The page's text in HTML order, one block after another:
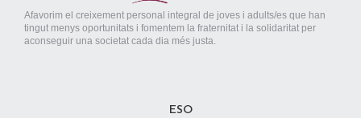
Afavorim el creixement personal integral de joves i adults/es que han
tingut menys oportunitats i fomentem la fraternitat i la solidaritat per
aconseguir una societat cada dia més justa.
ESO